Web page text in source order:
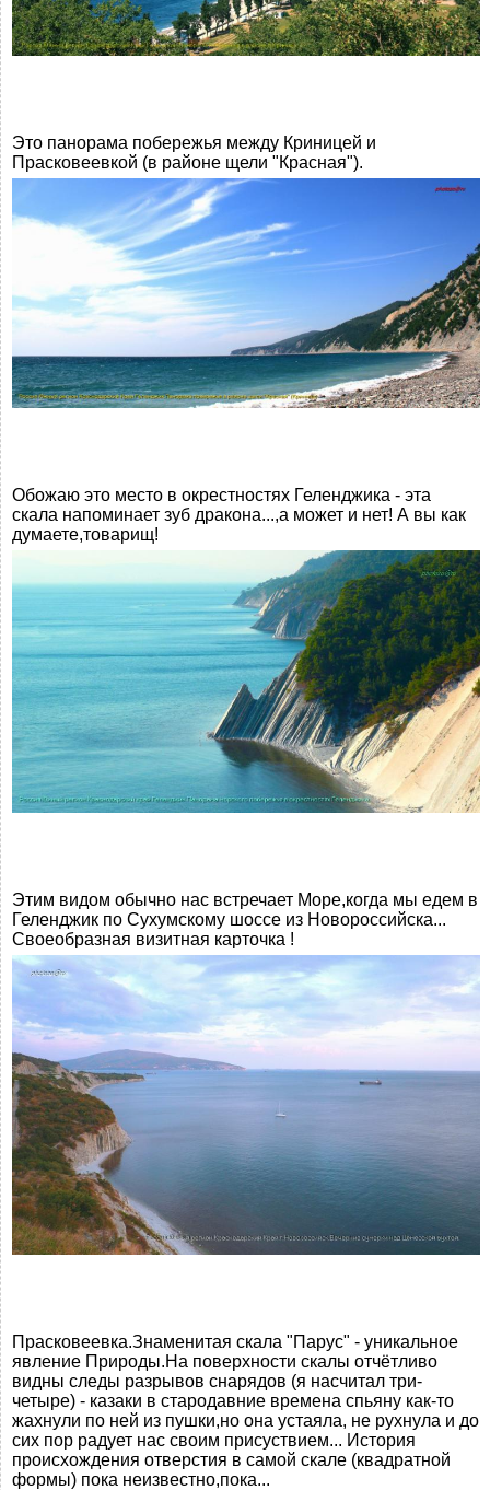
Это панорама побережья между Криницей и
Прасковеевкой (в районе щели "Красная").
Обожаю это место в окрестностях Геленджика - эта
скала напоминает зуб дракона...,а может и нет! А вы как
думаете,товарищ!
Этим видом обычно нас встречает Море,когда мы едем в
Геленджик по Сухумскому шоссе из Новороссийска...
Своеобразная визитная карточка !
Прасковеевка.Знаменитая скала "Парус" - уникальное
явление Природы.На поверхности скалы отчётливо
видны следы разрывов снарядов (я насчитал три-
четыре) - казаки в стародавние времена спьяну как-то
жахнули по ней из пушки,но она устаяла, не рухнула и до
сих пор радует нас своим присуствием... История
происхождения отверстия в самой скале (квадратной
формы) пока неизвестно,пока...